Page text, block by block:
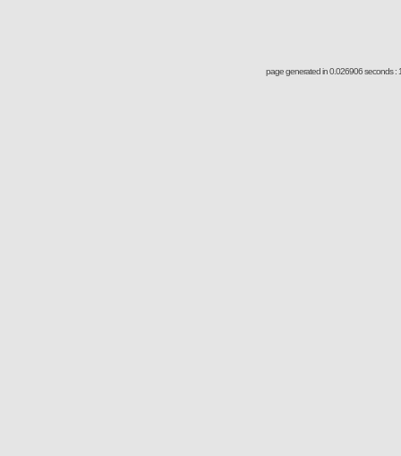
page generated in 0.026906 seconds :